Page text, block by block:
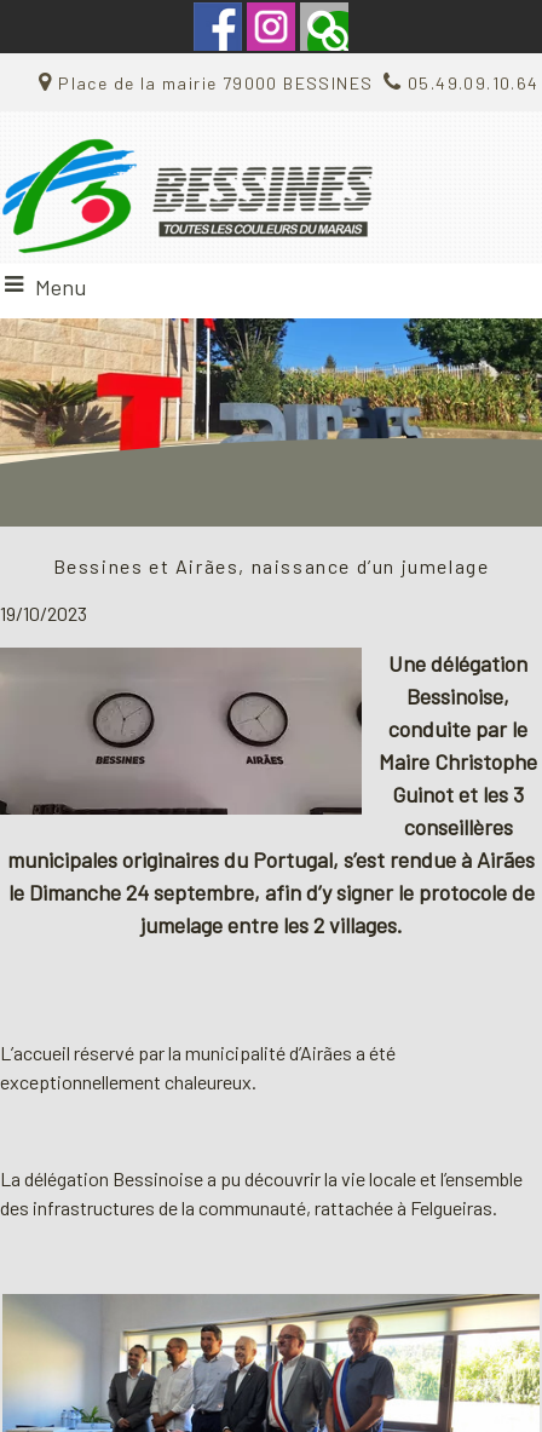
Place de la mairie 79000 BESSINES 05.49.09.10.64
Menu
Bessines et Airães, naissance d’un jumelage
19/10/2023
Une délégation
Bessinoise,
conduite par le
Maire Christophe
Guinot et les 3
conseillères
municipales originaires du Portugal, s’est rendue à Airães
le Dimanche 24 septembre, afin d’y signer le protocole de
jumelage entre les 2 villages.
L’accueil réservé par la municipalité d’Airães a été
exceptionnellement chaleureux.
La délégation Bessinoise a pu découvrir la vie locale et l’ensemble
des infrastructures de la communauté, rattachée à Felgueiras.